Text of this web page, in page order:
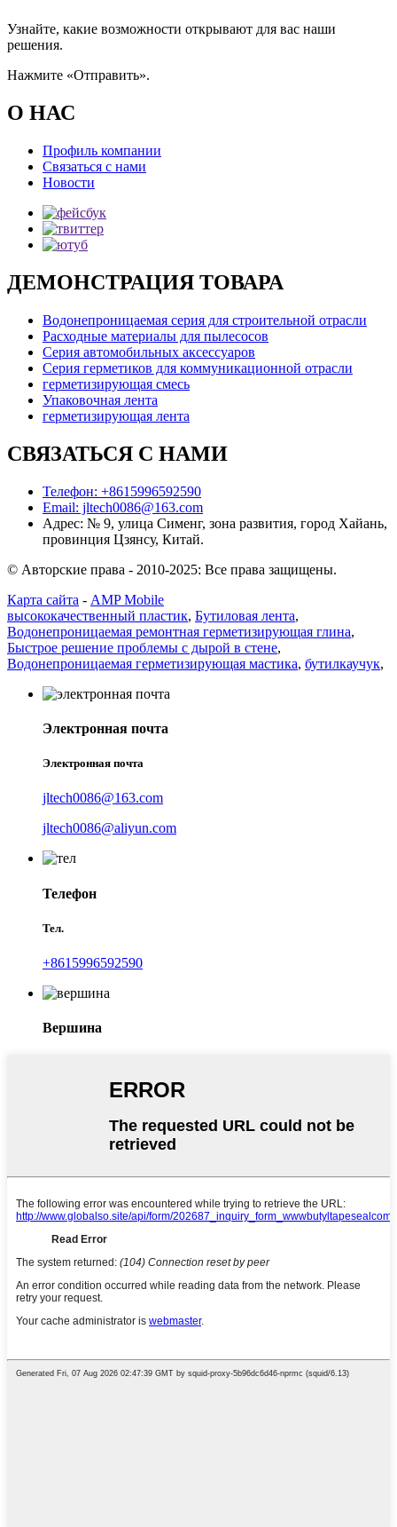
Узнайте, какие возможности открывают для вас наши
решения.
Нажмите «Отправить».
О НАС
Профиль компании
Связаться с нами
Новости
ДЕМОНСТРАЦИЯ ТОВАРА
Водонепроницаемая серия для строительной отрасли
Расходные материалы для пылесосов
Серия автомобильных аксессуаров
Серия герметиков для коммуникационной отрасли
герметизирующая смесь
Упаковочная лента
герметизирующая лента
СВЯЗАТЬСЯ С НАМИ
Телефон: +8615996592590
Email: jltech0086@163.com
Адрес: № 9, улица Сименг, зона развития, город Хайань,
провинция Цзянсу, Китай.
© Авторские права - 2010-2025: Все права защищены.
Карта сайта - AMP Mobile
высококачественный пластик, Бутиловая лента,
Водонепроницаемая ремонтная герметизирующая глина,
Быстрое решение проблемы с дырой в стене,
Водонепроницаемая герметизирующая мастика, бутилкаучук,
Электронная почта
Электронная почта
jltech0086@163.com
jltech0086@aliyun.com
Телефон
Тел.
+8615996592590
Вершина